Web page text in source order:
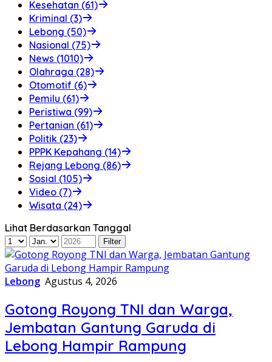
Kesehatan (61)
Kriminal (3)
Lebong (50)
Nasional (75)
News (1010)
Olahraga (28)
Otomotif (6)
Pemilu (61)
Peristiwa (99)
Pertanian (61)
Politik (23)
PPPK Kepahang (14)
Rejang Lebong (86)
Sosial (105)
Video (7)
Wisata (24)
Lihat Berdasarkan Tanggal
Lebong Agustus 4, 2026
Gotong Royong TNI dan Warga,
Jembatan Gantung Garuda di
Lebong Hampir Rampung